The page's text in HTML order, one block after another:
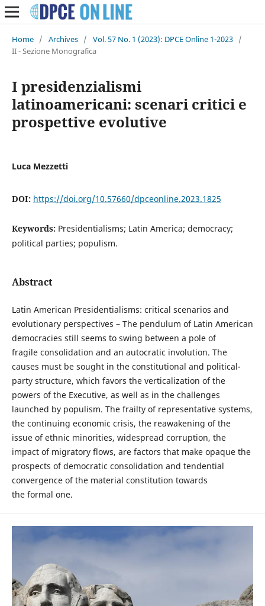
Home / Archives / Vol. 57 No. 1 (2023): DPCE Online 1-2023 /
II - Sezione Monografica
I presidenzialismi
latinoamericani: scenari critici e
prospettive evolutive
Luca Mezzetti
DOI: https://doi.org/10.57660/dpceonline.2023.1825
Keywords: Presidentialisms; Latin America; democracy;
political parties; populism.
Abstract
Latin American Presidentialisms: critical scenarios and
evolutionary perspectives – The pendulum of Latin American
democracies still seems to swing between a pole of
fragile consolidation and an autocratic involution. The
causes must be sought in the constitutional and political-
party structure, which favors the verticalization of the
powers of the Executive, as well as in the challenges
launched by populism. The frailty of representative systems,
the continuing economic crisis, the reawakening of the
issue of ethnic minorities, widespread corruption, the
impact of migratory flows, are factors that make opaque the
prospects of democratic consolidation and tendential
convergence of the material constitution towards
the formal one.